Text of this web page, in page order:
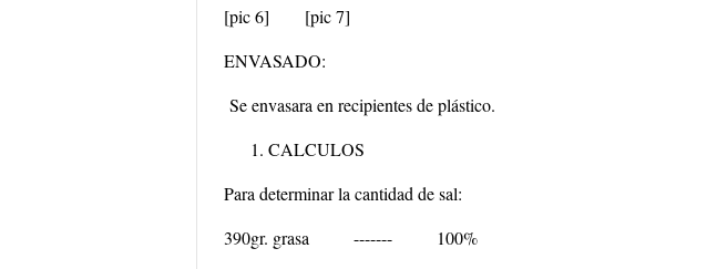
[pic 6]
[pic 7]
ENVASADO:
Se envasara en recipientes de plástico.
CALCULOS
Para determinar la cantidad de sal:
390gr. grasa ------- 100%